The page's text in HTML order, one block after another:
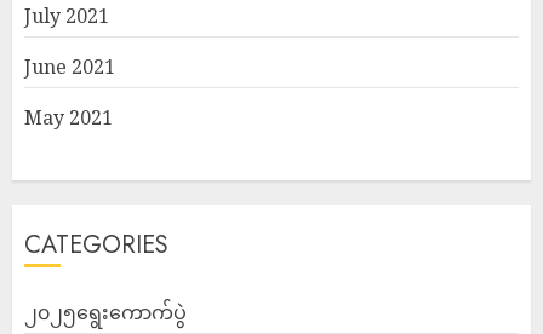
July 2021
June 2021
May 2021
CATEGORIES
၂၀၂၅ရွေးကောက်ပွဲ